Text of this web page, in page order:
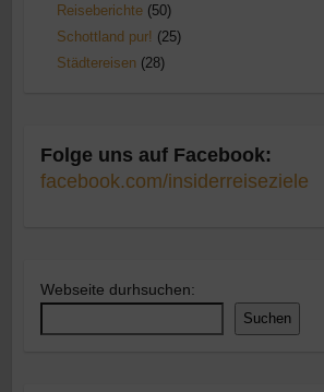
Reiseberichte(50)
Schottland pur! (25)
Städtereisen(28)
Folge uns auf Facebook:
facebook.com/insiderreiseziele
Webseite durhsuchen:
Suchen